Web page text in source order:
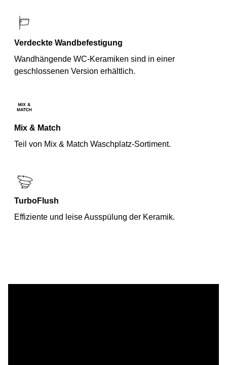
Verdeckte Wandbefestigung
Wandhängende WC-Keramiken sind in einer
geschlossenen Version erhältlich.
Mix & Match
Teil von Mix & Match Waschplatz-Sortiment.
TurboFlush
Effiziente und leise Ausspülung der Keramik.